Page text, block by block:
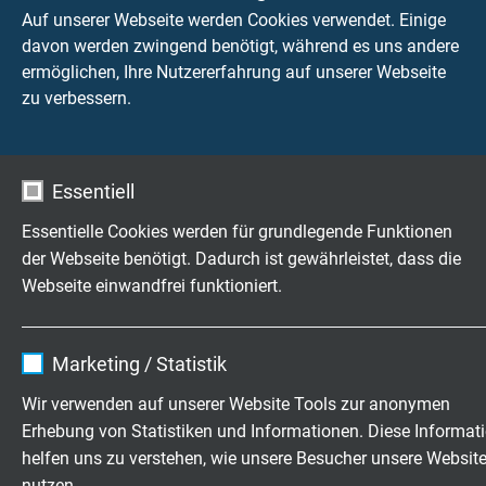
Auf unserer Webseite werden Cookies verwendet. Einige
davon werden zwingend benötigt, während es uns andere
ermöglichen, Ihre Nutzererfahrung auf unserer Webseite
zu verbessern.
Essentiell
Essentielle Cookies werden für grundlegende Funktionen
der Webseite benötigt. Dadurch ist gewährleistet, dass die
Webseite einwandfrei funktioniert.
Laufzeit 1 Jahr
Marketing / Statistik
Wir verwenden auf unserer Website Tools zur anonymen
Erhebung von Statistiken und Informationen. Diese
helfen uns zu verstehen, wie unsere Besucher unsere Website
maßgeblich über die Zuverlässigkeit der gesamten
Anwendung. Deshalb werden unsere
konfektionierten Kabel und Leitungen während des
Fertigungsprozesses kontinuierlich kontrolliert und
entwickeln und produzieren wir Kabel und
anschlussfertigen Kabelkonfektion aus einer Hand.
Entwicklung, Fertigung und Kabelkonfektion
erfolgen an unserem Standort in Viersen-Süchteln,
Deutschland. Die enge Verzahnung von
Qualitätssicherung ermöglicht eine gleichbleibend
hohe Produktqualität sowie eine flexible
Umsetzung kundenspezifischer Anforderungen.
Durch definierte Fertigungsabläufe, dokumentierte